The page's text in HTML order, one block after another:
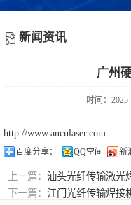
新闻资讯
广州
时间：
http://www.ancnlaser.com
百度分享： QQ空间 新
上一篇： 汕头光纤传输激光
下一篇： 江门光纤传输焊接